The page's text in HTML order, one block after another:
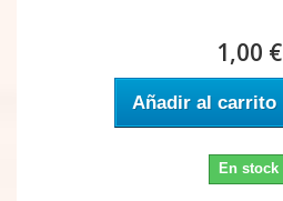
1,00 €
Añadir al carrito
En stock